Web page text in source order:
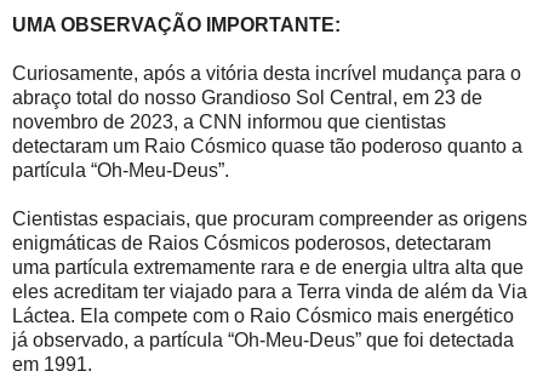
UMA OBSERVAÇÃO IMPORTANTE:
Curiosamente, após a vitória desta incrível mudança para o
abraço total do nosso Grandioso Sol Central, em 23 de
novembro de 2023, a CNN informou que cientistas
detectaram um Raio Cósmico quase tão poderoso quanto a
partícula “Oh-Meu-Deus”.
Cientistas espaciais, que procuram compreender as origens
enigmáticas de Raios Cósmicos poderosos, detectaram
uma partícula extremamente rara e de energia ultra alta que
eles acreditam ter viajado para a Terra vinda de além da Via
Láctea. Ela compete com o Raio Cósmico mais energético
já observado, a partícula “Oh-Meu-Deus” que foi detectada
em 1991.